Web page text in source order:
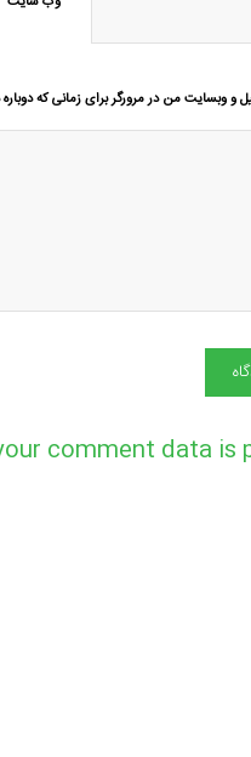
و وبسایت من در مرورگر برای زمانی که
comment data is